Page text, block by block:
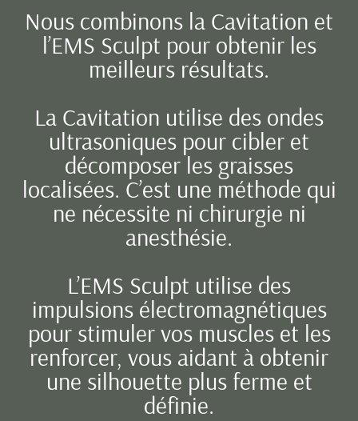
Nous combinons la Cavitation et
l’EMS Sculpt pour obtenir les
meilleurs résultats.
La Cavitation utilise des ondes
ultrasoniques pour cibler et
décomposer les graisses
localisées. C’est une méthode qui
ne nécessite ni chirurgie ni
anesthésie.
L’EMS Sculpt utilise des
impulsions électromagnétiques
pour stimuler vos muscles et les
renforcer, vous aidant à obtenir
une silhouette plus ferme et
définie.